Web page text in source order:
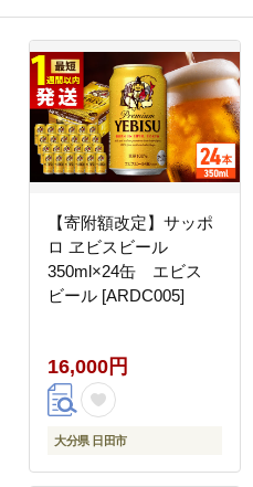
【寄附額改定】サッポ
ロ ヱビスビール
350ml×24缶 エビス
ビール [ARDC005]
16,000円
大分県 日田市